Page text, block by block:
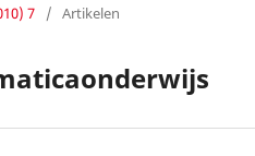
7 / Artikelen